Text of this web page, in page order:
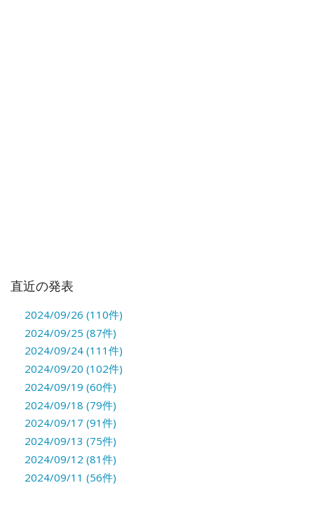
直近の発表
2024/09/26 (110件)
2024/09/25 (87件)
2024/09/24 (111件)
2024/09/20 (102件)
2024/09/19 (60件)
2024/09/18 (79件)
2024/09/17 (91件)
2024/09/13 (75件)
2024/09/12 (81件)
2024/09/11 (56件)